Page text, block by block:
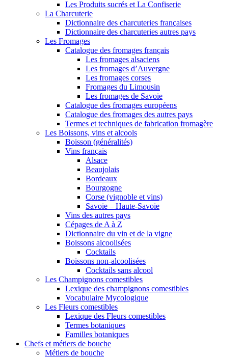
Les Produits sucrés et La Confiserie
La Charcuterie
Dictionnaire des charcuteries françaises
Dictionnaire des charcuteries autres pays
Les Fromages
Catalogue des fromages français
Les fromages alsaciens
Les fromages d’Auvergne
Les fromages corses
Fromages du Limousin
Les fromages de Savoie
Catalogue des fromages européens
Catalogue des fromages des autres pays
Termes et techniques de fabrication fromagère
Les Boissons, vins et alcools
Boisson (généralités)
Vins français
Alsace
Beaujolais
Bordeaux
Bourgogne
Corse (vignoble et vins)
Savoie – Haute-Savoie
Vins des autres pays
Cépages de A à Z
Dictionnaire du vin et de la vigne
Boissons alcoolisées
Cocktails
Boissons non-alcoolisées
Cocktails sans alcool
Les Champignons comestibles
Lexique des champignons comestibles
Vocabulaire Mycologique
Les Fleurs comestibles
Lexique des Fleurs comestibles
Termes botaniques
Familles botaniques
Chefs et métiers de bouche
Métiers de bouche